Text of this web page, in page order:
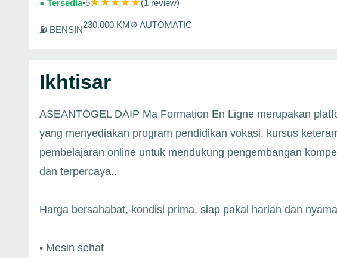
● Tersedia•5★★★★★(1 review)
⛽ BENSIN230.000 KM⚙ AUTOMATIC
Ikhtisar
ASEANTOGEL DAIP Ma Formation En Ligne merupakan
yang menyediakan program pendidikan vokasi, kursus
pembelajaran online untuk mendukung pengembangan
dan terpercaya..
Harga bersahabat, kondisi prima, siap pakai harian dan
• Mesin sehat